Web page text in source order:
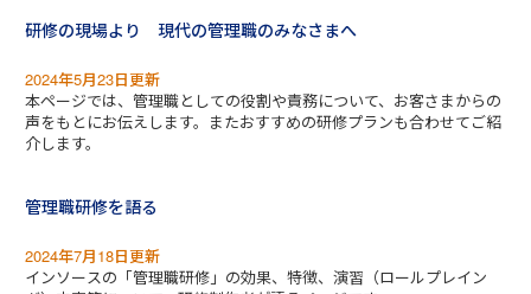
研修の現場より 現代の管理職のみなさまへ
2024年5月23日更新
本ページでは、管理職としての役割や責務について、お客さまからの
声をもとにお伝えします。またおすすめの研修プランも合わせてご紹
介します。
管理職研修を語る
2024年7月18日更新
インソースの「管理職研修」の効果、特徴、演習（ロールプレイン